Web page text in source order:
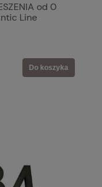
od 0
Line
Do koszyka